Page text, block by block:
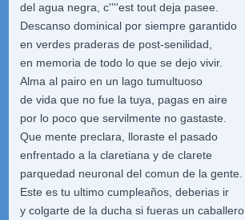
del agua negra, c''''est tout deja pasee.
Descanso dominical por siempre garantido
en verdes praderas de post-senilidad,
en memoria de todo lo que se dejo vivir.
Alma al pairo en un lago tumultuoso
de vida que no fue la tuya, pagas en aire
por lo poco que servilmente no gastaste.
Que mente preclara, lloraste el pasado
enfrentado a la claretiana y de clarete
parquedad neuronal del comun de la gente.
Este es tu ultimo cumpleaños, deberias ir
y colgarte de la ducha si fueras un caballero,